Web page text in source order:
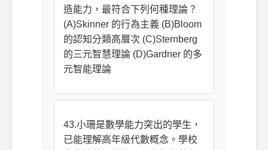
造能力，最符合下列何種理論？
(A)Skinner 的行為主義 (B)Bloom
的認知分類高層次 (C)Sternberg
的三元智慧理論 (D)Gardner 的多
元智能理論
43.小珊是數學能力突出的學生，
已能理解高年級代數概念。學校